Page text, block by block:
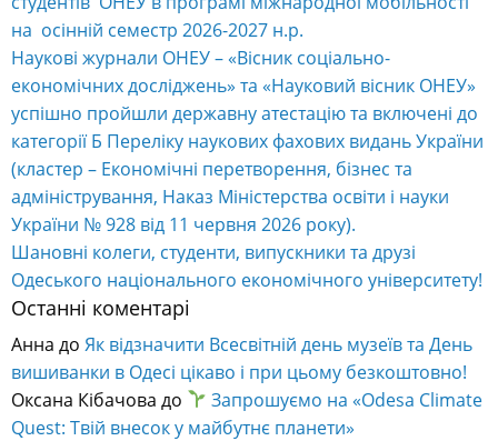
на осінній семестр 2026-2027 н.р.
Наукові журнали ОНЕУ – «Вісник соціально-
економічних досліджень» та «Науковий вісник ОНЕУ»
успішно пройшли державну атестацію та включені до
категорії Б Переліку наукових фахових видань України
(кластер – Економічні перетворення, бізнес та
адміністрування, Наказ Міністерства освіти і науки
України № 928 від 11 червня 2026 року).
Шановні колеги, студенти, випускники та друзі
Одеського національного економічного університету!
Останні коментарі
Анна до Як відзначити Всесвітній день музеїв та День
вишиванки в Одесі цікаво і при цьому безкоштовно!
Оксана Кібачова до
Запрошуємо на «Odesa Climate
Quest: Твій внесок у майбутнє планети»